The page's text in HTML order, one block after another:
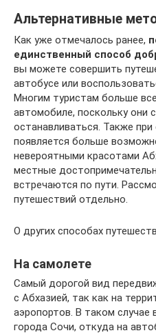
Альтернативные
Как уже отмечалось ранее,
единственный способ
вы можете совершить
автобусе или
Многим туристам больше
автомобиле, поскольку они
останавливаться. Также
появляется больше
невероятными красотами
местные
встречаются по пути.
путешествий отдельно.
О других способах
На самолете
Самый дорогой вид
с Абхазией, так как на
аэропортов. В таком случае
города Сочи, откуда на